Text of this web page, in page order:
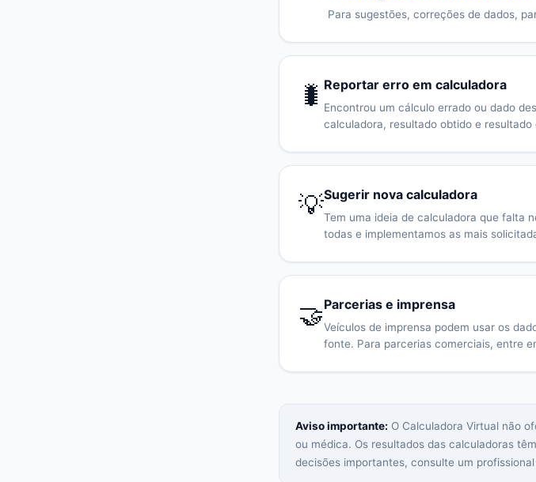
Para sugestões, correções de dados,
🐛 Reportar erro em calculadora
Encontrou um cálculo errado ou dado
calculadora, resultado obtido e
💡Sugerir nova calculadora
Tem uma ideia de calculadora que falta
todas e implementamos as mais
🤝Parcerias e imprensa
Veículos de imprensa podem usar os
fonte. Para parcerias comerciais, entre
Aviso importante: O Calculadora Virtual não
ou médica. Os resultados das calculadoras
decisões importantes, consulte um